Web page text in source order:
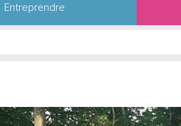
Entreprendre